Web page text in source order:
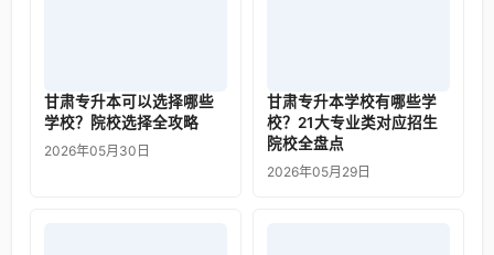
甘肃专升本可以选择哪些
学校？院校选择全攻略
2026年05月30日
甘肃专升本学校有哪些学
校？21大专业类对应招生
院校全盘点
2026年05月29日